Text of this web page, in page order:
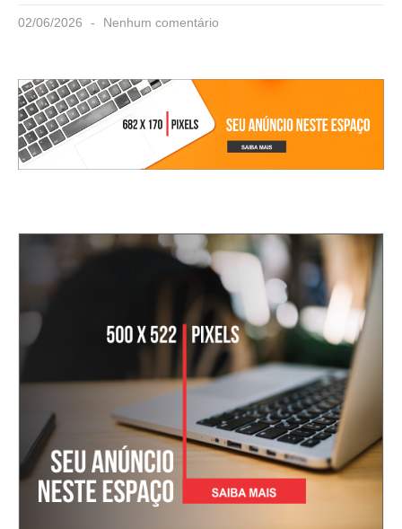
02/06/2026 Nenhum comentário